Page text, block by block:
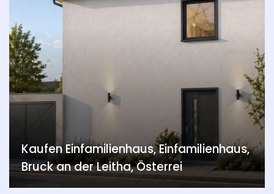
Kaufen Einfamilienhaus, Einfamilienhaus,
Bruck an der Leitha, Österrei